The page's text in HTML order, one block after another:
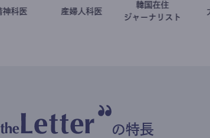
藤野智哉
精神科医 重見大介
産婦人科医
韓国在住
ジャーナリスト
の特長